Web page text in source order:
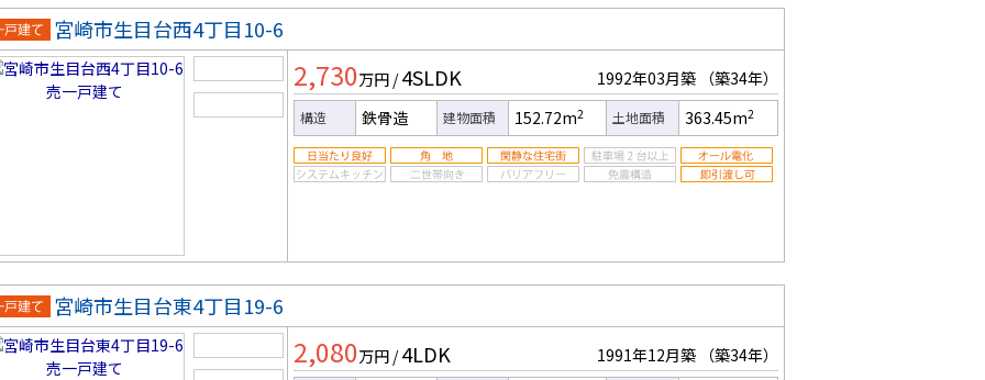
戸建
宮崎市生目台西4丁目10-6
2,730万円 / 4SLDK 1992年03月築 （築34年）
構造 鉄骨造 建物面積 152.72m2 土地面積 363.45m2
戸建
宮崎市生目台東4丁目19-6
2,080万円 / 4LDK 1991年12月築 （築34年）